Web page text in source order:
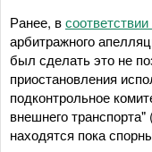
Ранее, в
арбитражного
был сделать это не
приостановления
подконтрольное
внешнего
находятся пока